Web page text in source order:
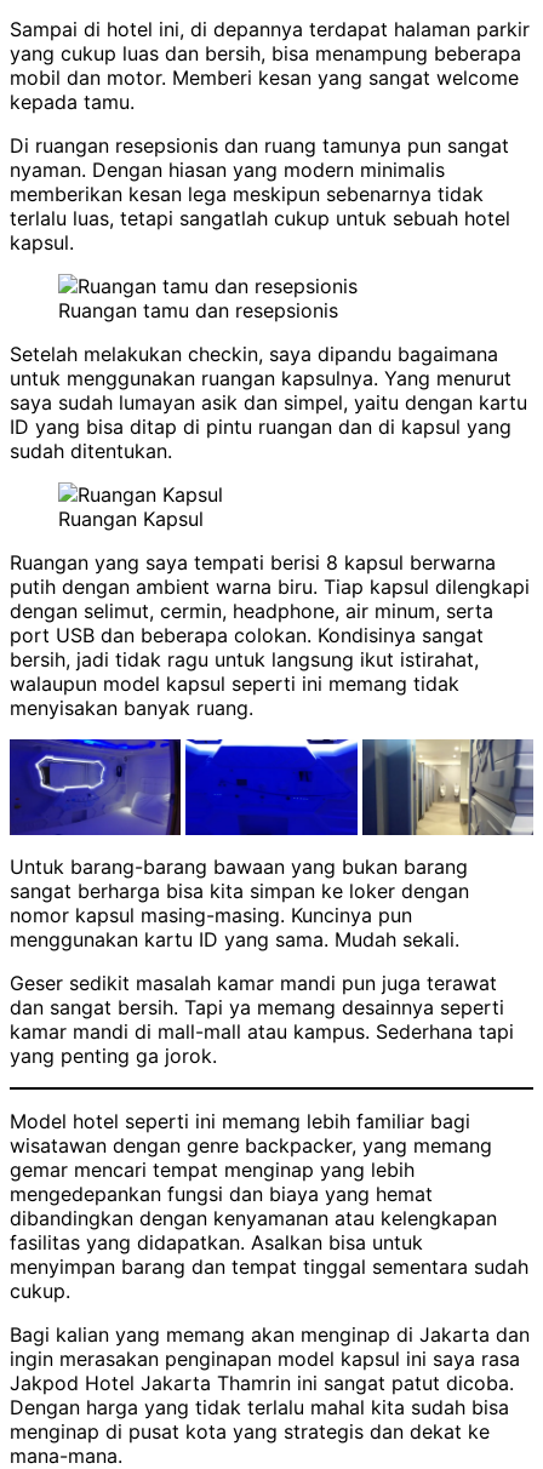
Sampai di hotel ini, di depannya terdapat halaman parkir
yang cukup luas dan bersih, bisa menampung beberapa
mobil dan motor. Memberi kesan yang sangat welcome
kepada tamu.
Di ruangan resepsionis dan ruang tamunya pun sangat
nyaman. Dengan hiasan yang modern minimalis
memberikan kesan lega meskipun sebenarnya tidak
terlalu luas, tetapi sangatlah cukup untuk sebuah hotel
kapsul.
Ruangan tamu dan resepsionis
Setelah melakukan checkin, saya dipandu bagaimana
untuk menggunakan ruangan kapsulnya. Yang menurut
saya sudah lumayan asik dan simpel, yaitu dengan kartu
ID yang bisa ditap di pintu ruangan dan di kapsul yang
sudah ditentukan.
Ruangan Kapsul
Ruangan yang saya tempati berisi 8 kapsul berwarna
putih dengan ambient warna biru. Tiap kapsul dilengkapi
dengan selimut, cermin, headphone, air minum, serta
port USB dan beberapa colokan. Kondisinya sangat
bersih, jadi tidak ragu untuk langsung ikut istirahat,
walaupun model kapsul seperti ini memang tidak
menyisakan banyak ruang.
Untuk barang-barang bawaan yang bukan barang
sangat berharga bisa kita simpan ke loker dengan
nomor kapsul masing-masing. Kuncinya pun
menggunakan kartu ID yang sama. Mudah sekali.
Geser sedikit masalah kamar mandi pun juga terawat
dan sangat bersih. Tapi ya memang desainnya seperti
kamar mandi di mall-mall atau kampus. Sederhana tapi
yang penting ga jorok.
Model hotel seperti ini memang lebih familiar bagi
wisatawan dengan genre backpacker, yang memang
gemar mencari tempat menginap yang lebih
mengedepankan fungsi dan biaya yang hemat
dibandingkan dengan kenyamanan atau kelengkapan
fasilitas yang didapatkan. Asalkan bisa untuk
menyimpan barang dan tempat tinggal sementara sudah
cukup.
Bagi kalian yang memang akan menginap di Jakarta dan
ingin merasakan penginapan model kapsul ini saya rasa
Jakpod Hotel Jakarta Thamrin ini sangat patut dicoba.
Dengan harga yang tidak terlalu mahal kita sudah bisa
menginap di pusat kota yang strategis dan dekat ke
mana-mana.